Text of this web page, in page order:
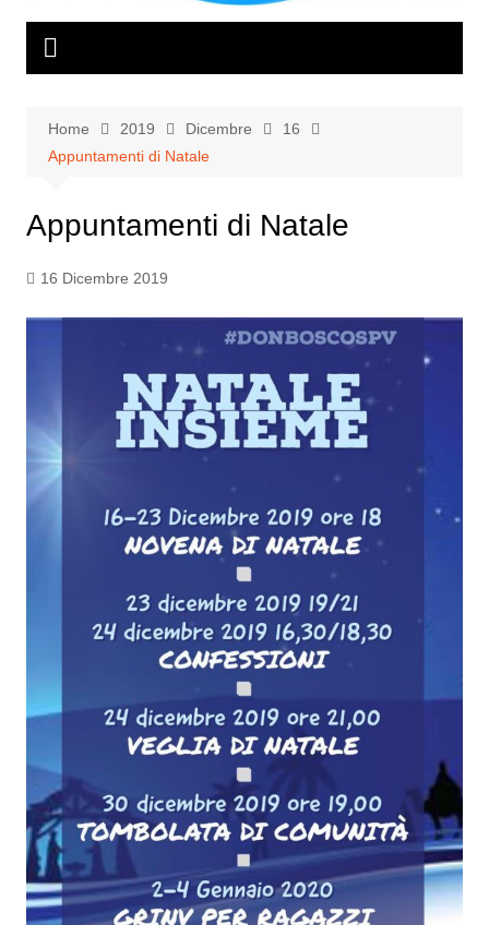
Home 2019 Dicembre
16
Appuntamenti di Natale
Appuntamenti di Natale
16 Dicembre 2019